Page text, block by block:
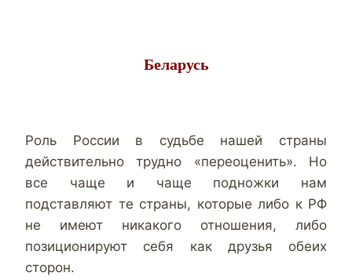
Беларусь
Роль России в судьбе нашей страны
действительно трудно «переоценить». Но
все чаще и чаще подножки нам
подставляют те страны, которые либо к РФ
не имеют никакого отношения, либо
позиционируют себя как друзья обеих
сторон.